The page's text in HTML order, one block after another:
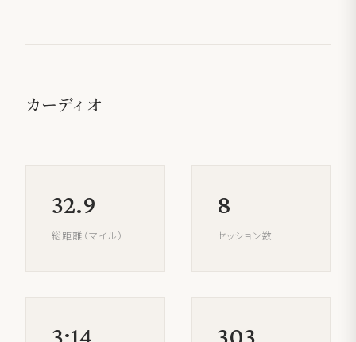
カーディオ
32.9
総距離（マイル）
8
セッション数